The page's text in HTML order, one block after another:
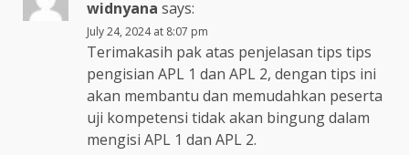
widnyana says:
July 24, 2024 at 8:07 pm
Terimakasih pak atas penjelasan tips tips
pengisian APL 1 dan APL 2, dengan tips ini
akan membantu dan memudahkan peserta
uji kompetensi tidak akan bingung dalam
mengisi APL 1 dan APL 2.